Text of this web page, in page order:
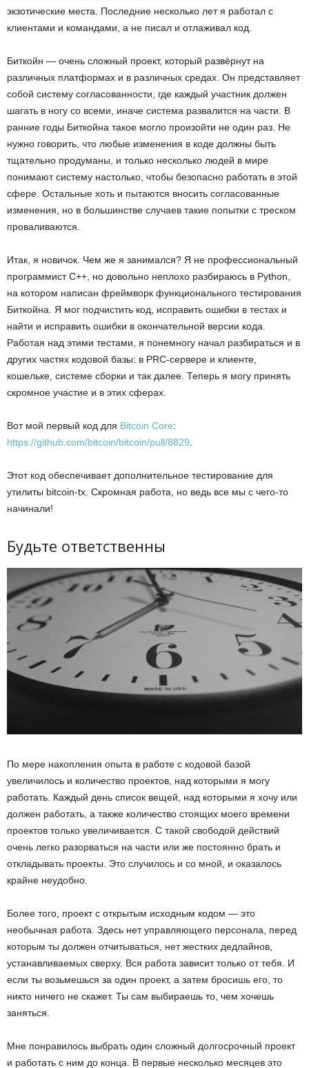
экзотические места. Последние несколько лет я работал с
клиентами и командами, а не писал и отлаживал код.
Биткойн — очень сложный проект, который развёрнут на
различных платформах и в различных средах. Он представляет
собой систему согласованности, где каждый участник должен
шагать в ногу со всеми, иначе система развалится на части. В
ранние годы Биткойна такое могло произойти не один раз. Не
нужно говорить, что любые изменения в коде должны быть
тщательно продуманы, и только несколько людей в мире
понимают систему настолько, чтобы безопасно работать в этой
сфере. Остальные хоть и пытаются вносить согласованные
изменения, но в большинстве случаев такие попытки с треском
проваливаются.
Итак, я новичок. Чем же я занимался? Я не профессиональный
программист C++, но довольно неплохо разбираюсь в Python,
на котором написан фреймворк функционального тестирования
Биткойна. Я мог подчистить код, исправить ошибки в тестах и
найти и исправить ошибки в окончательной версии кода.
Работая над этими тестами, я понемногу начал разбираться и в
других частях кодовой базы: в PRC-сервере и клиенте,
кошельке, системе сборки и так далее. Теперь я могу принять
скромное участие и в этих сферах.
Вот мой первый код для Bitcoin Core:
https://github.com/bitcoin/bitcoin/pull/8829
Этот код обеспечивает дополнительное тестирование для
утилиты bitcoin-tx. Скромная работа, но ведь все мы с чего-то
начинали!
Будьте ответственны
По мере накопления опыта в работе с кодовой базой
увеличилось и количество проектов, над которыми я могу
работать. Каждый день список вещей, над которыми я хочу или
должен работать, а также количество стоящих моего времени
проектов только увеличивается. С такой свободой действий
очень легко разорваться на части или же постоянно брать и
откладывать проекты. Это случилось и со мной, и оказалось
крайне неудобно.
Более того, проект с открытым исходным кодом — это
необычная работа. Здесь нет управляющего персонала, перед
которым ты должен отчитываться, нет жестких дедлайнов,
устанавливаемых сверху. Вся работа зависит только от тебя. И
если ты возьмешься за один проект, а затем бросишь его, то
никто ничего не скажет. Ты сам выбираешь то, чем хочешь
заняться.
Мне понравилось выбрать один сложный долгосрочный проект
и работать с ним до конца. В первые несколько месяцев это